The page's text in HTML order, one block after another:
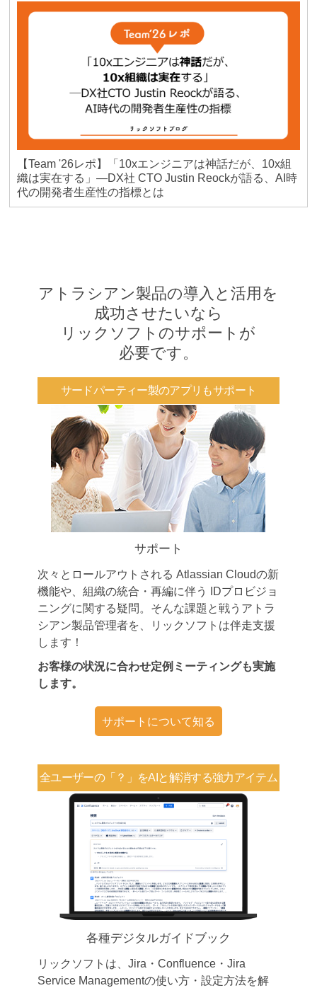
【Team '26レポ】「10xエンジニアは神話だが、10x組
織は実在する」―DX社 CTO Justin Reockが語る、AI時
代の開発者生産性の指標とは
アトラシアン製品の導入と活用を
成功させたいなら
リックソフトのサポートが
必要です。
サードパーティー製のアプリもサポート
サポート
次々とロールアウトされる Atlassian Cloudの新
機能や、組織の統合・再編に伴う IDプロビジョ
ニングに関する疑問。そんな課題と戦うアトラ
シアン製品管理者を、リックソフトは伴走支援
します！
お客様の状況に合わせ定例ミーティングも実施
します。
サポートについて知る
全ユーザーの「？」をAIと解消する強力アイテム
各種デジタルガイドブック
リックソフトは、Jira・Confluence・Jira
Service Managementの使い方・設定方法を解